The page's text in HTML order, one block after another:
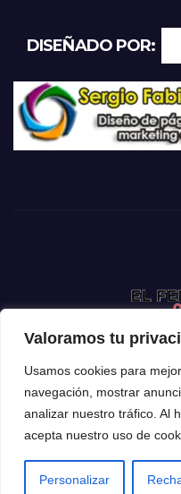
Valoramos tu
Usamos cookies para
navegación, mostrar
analizar nuestro tráfico. Al
acepta nuestro uso de
Personalizar
DISEÑADO POR:
Funciona gracias a
Inicio Mendoza
Espectáculos